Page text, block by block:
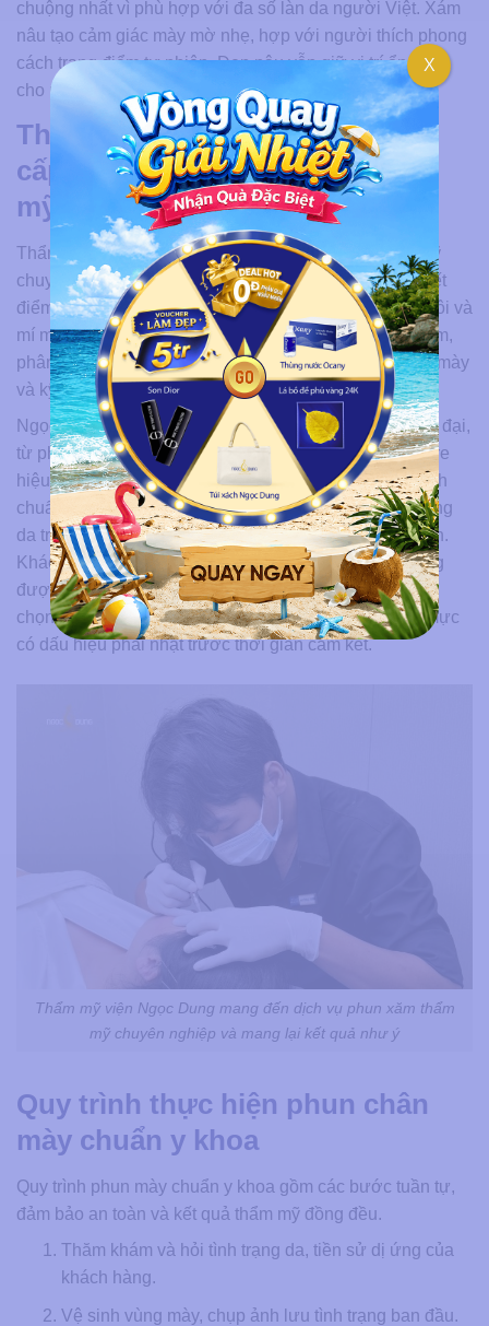
chuộng nhất vì phù hợp với đa số làn da người Việt. Xám
nâu tạo cảm giác mày mờ nhẹ, hợp với người thích phong
cách trang điểm tự nhiên. Đen nâu vẫn giữ vị trí ổn định
cho người có tóc đen, da ngăm, cần dáng mày rõ nét.
Thẩm mỹ viện Ngọc Dung cung
cấp các dịch vụ phun xăm thẩm
mỹ đẹp
Thẩm mỹ viện Ngọc Dung là đơn vị phun xăm thẩm mỹ
chuyên tạo hình, cải thiện màu sắc và khắc phục khuyết
điểm cho ba vùng chính trên gương mặt: Chân mày, môi và
mí mắt. Đội ngũ chuyên viên tại đây trực tiếp thăm khám,
phân tích tình trạng mày, da mặt trước khi tư vấn dáng mày
và kỹ thuật phù hợp.
Ngọc Dung ứng dụng nhiều công nghệ phun mày hiện đại,
từ phun tán bột hạt siêu vi, tạo sợi Hairstroke đến ombre
hiệu ứng chuyển màu. Mỗi kỹ thuật đều đi kèm quy trình
chuẩn hóa, có chụp ảnh lưu tình trạng ban đầu, ủ dưỡng
da trước khi phun và tái khám sau khi hoàn tất liệu trình.
Khách hàng thực hiện dịch vụ phun mày tại Ngọc Dung
được cam kết giữ màu từ 2 đến 3 năm tùy kỹ thuật lựa
chọn, cùng chính sách dặm lại theo lịch hẹn khi màu mực
có dấu hiệu phai nhạt trước thời gian cam kết.
Thẩm mỹ viện Ngọc Dung mang đến dịch vụ phun xăm thẩm
mỹ chuyên nghiệp và mang lại kết quả như ý
Quy trình thực hiện phun chân
mày chuẩn y khoa
Quy trình phun mày chuẩn y khoa gồm các bước tuần tự,
đảm bảo an toàn và kết quả thẩm mỹ đồng đều.
Thăm khám và hỏi tình trạng da, tiền sử dị ứng của
khách hàng.
Vệ sinh vùng mày, chụp ảnh lưu tình trạng ban đầu.
X